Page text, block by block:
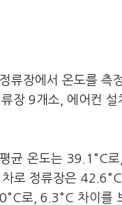
장에서 온도를 측
장 9개소, 에어컨
균 온도는 39.1°C
로 정류장은
로, 6.3°C 차이를